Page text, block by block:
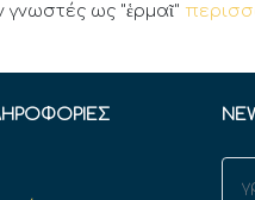
ως "ἑρμαῖ"